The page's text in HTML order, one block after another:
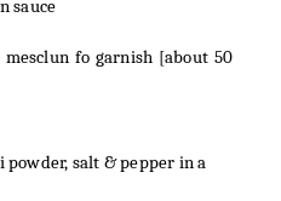
sauce
mesclun fo garnish [about 50
salt & pepper in a